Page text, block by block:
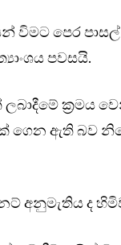
විමට පෙර
පවසයි.
ක්‍රමය
ගෙන ඇති බව
අනුමැතිය ද